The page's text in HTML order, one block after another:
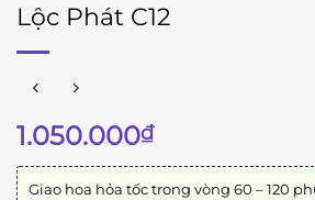
Lộc Phát C12
1.050.000₫
Giao hoa hỏa tốc trong vòng 60 – 120